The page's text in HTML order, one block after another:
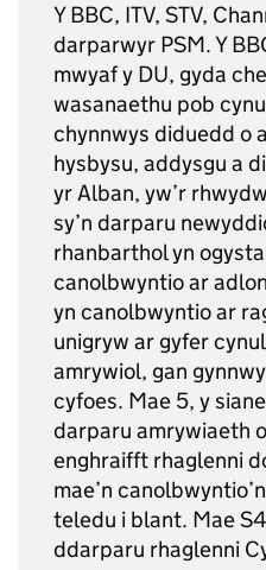
Y BBC, ITV, STV,
darparwyr PSM. Y
mwyaf y DU, gyda
wasanaethu pob
chynnwys diduedd o
hysbysu, addysgu a
yr Alban, yw’r
sy’n darparu
rhanbarthol yn
canolbwyntio ar
yn canolbwyntio ar
unigryw ar gyfer
amrywiol, gan
cyfoes. Mae 5, y
darparu amrywiaeth
enghraifft rhaglenni
mae’n
teledu i blant. Mae
ddarparu rhaglenni